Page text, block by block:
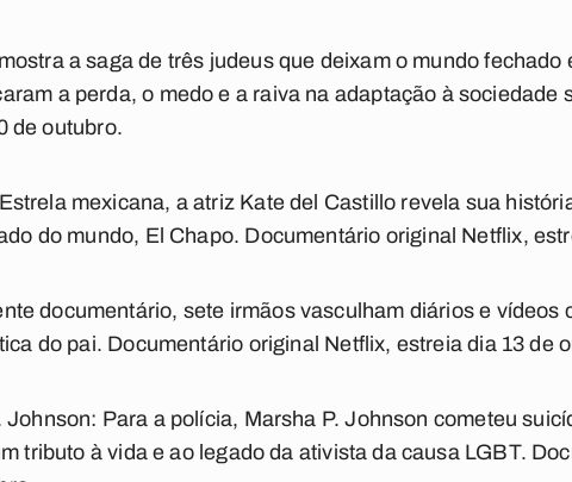
a saga de três judeus que deixam o mundo fechado
a perda, o medo e a raiva na adaptação à sociedade
de outubro.
Estrela mexicana, a atriz Kate del Castillo revela sua
do mundo, El Chapo. Documentário original Netflix,
documentário, sete irmãos vasculham diários e vídeos
do pai. Documentário original Netflix, estreia dia 13 de
Johnson: Para a polícia, Marsha P. Johnson cometeu
tributo à vida e ao legado da ativista da causa LGBT.